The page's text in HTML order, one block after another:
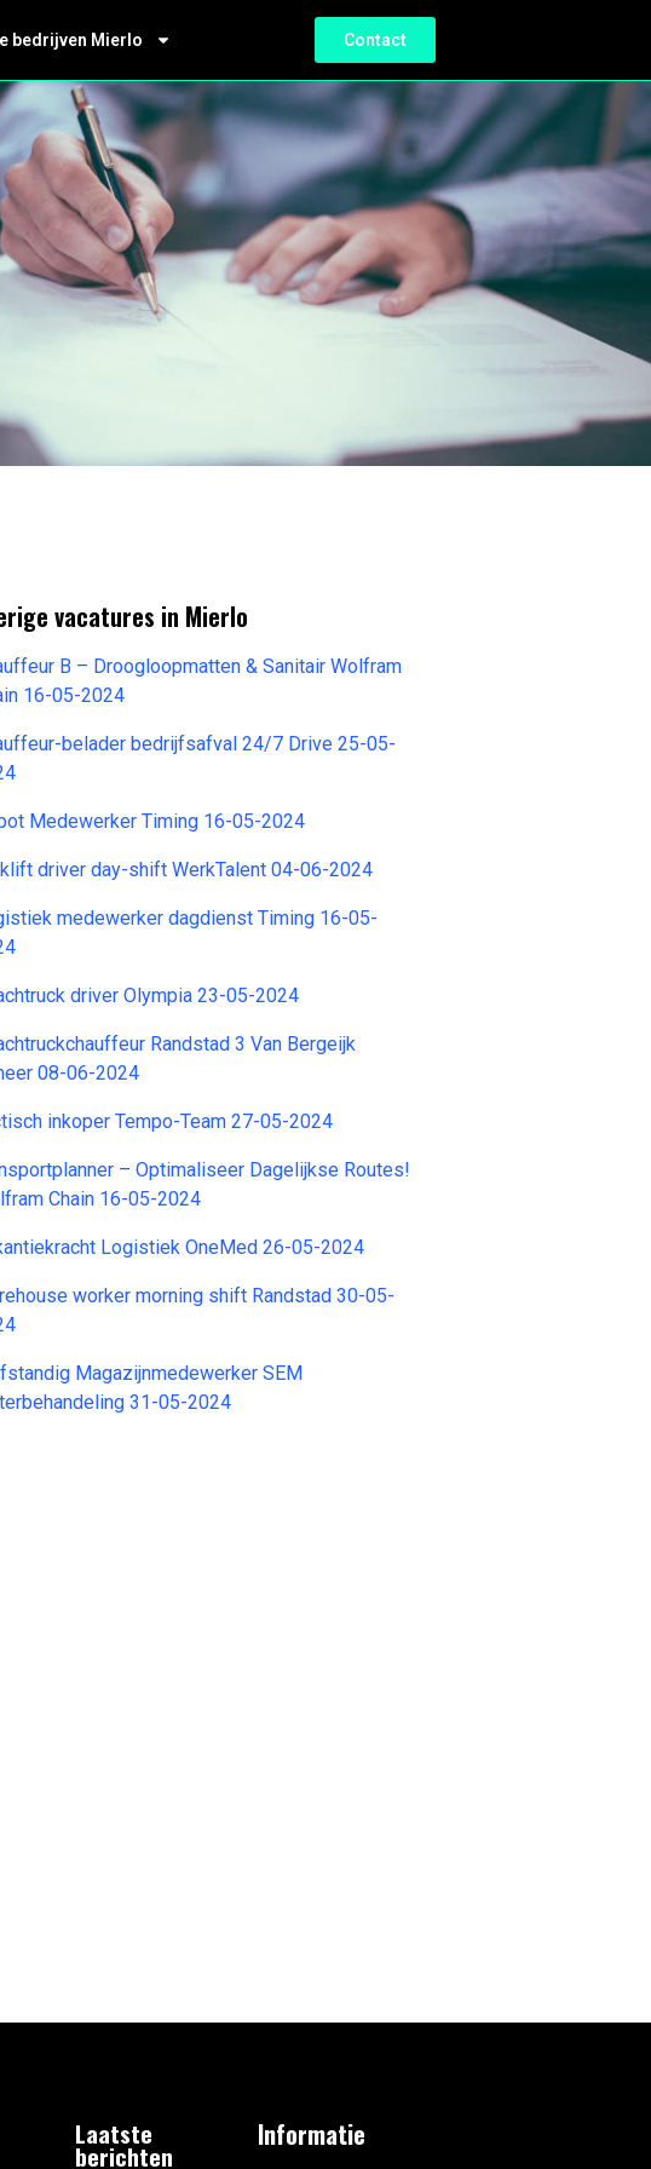
bedrijven Mierlo Contact
vacatures in Mierlo
B – Droogloopmatten & Sanitair Wolfram
16-05-2024
belader bedrijfsafval 24/7 Drive 25-05-
Medewerker Timing 16-05-2024
driver day-shift WerkTalent 04-06-2024
medewerker dagdienst Timing 16-05-
driver Olympia 23-05-2024
Randstad 3 Van Bergeijk
08-06-2024
inkoper Tempo-Team 27-05-2024
– Optimaliseer Dagelijkse Routes!
Chain 16-05-2024
Logistiek OneMed 26-05-2024
worker morning shift Randstad 30-05-
Magazijnmedewerker SEM
31-05-2024
Laatste
berichten
Informatie